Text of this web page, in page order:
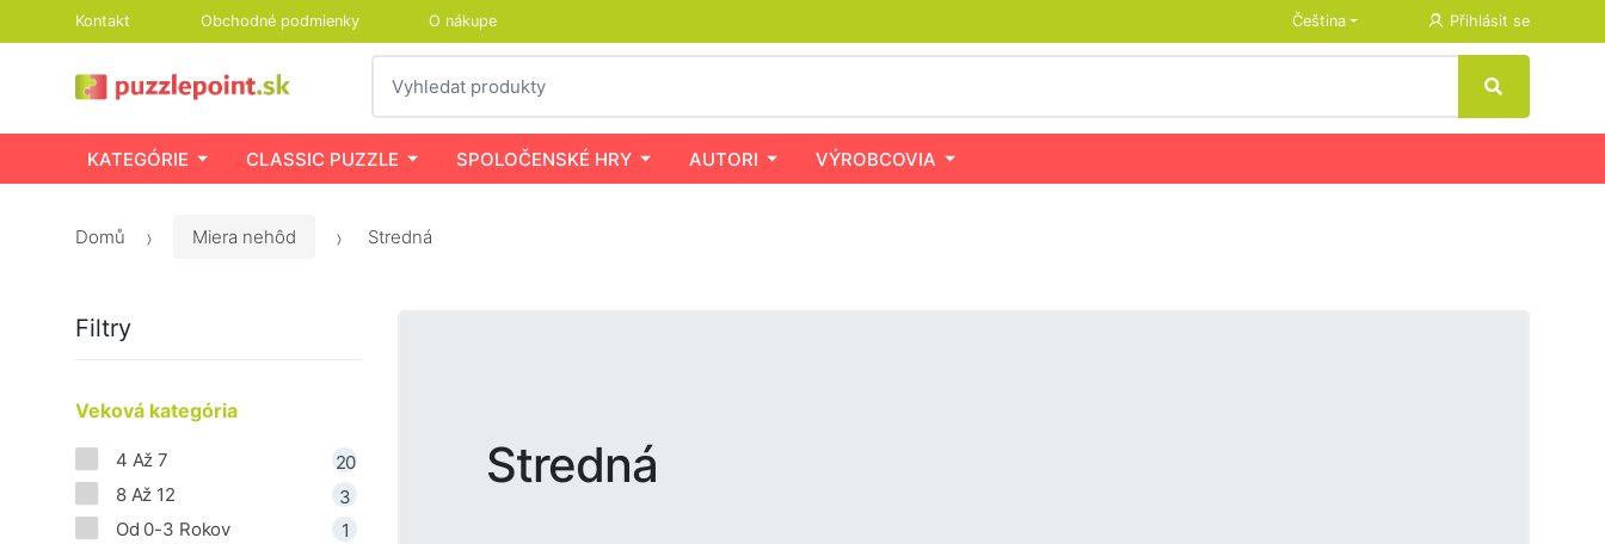
Kontakt Obchodné podmienky O nákupe Čeština Přihlásit se
KATEGÓRIE CLASSIC PUZZLE SPOLOČENSKÉ HRY AUTORI VÝROBCOVIA
Domů Miera nehôd Stredná
Stredná
Filtry
Veková kategória
4 Až 7
20
8 Až 12
3
Od 0-3 Rokov
1